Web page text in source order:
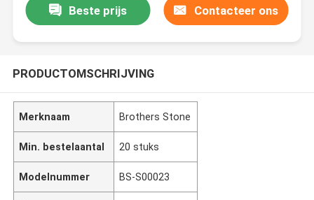
Beste prijs Contacteer ons
PRODUCTOMSCHRIJVING
Merknaam Brothers Stone
Min. bestelaantal 20 stuks
Modelnummer BS-S00023